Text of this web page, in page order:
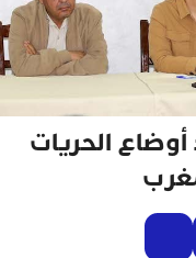
أوضاع الحريات